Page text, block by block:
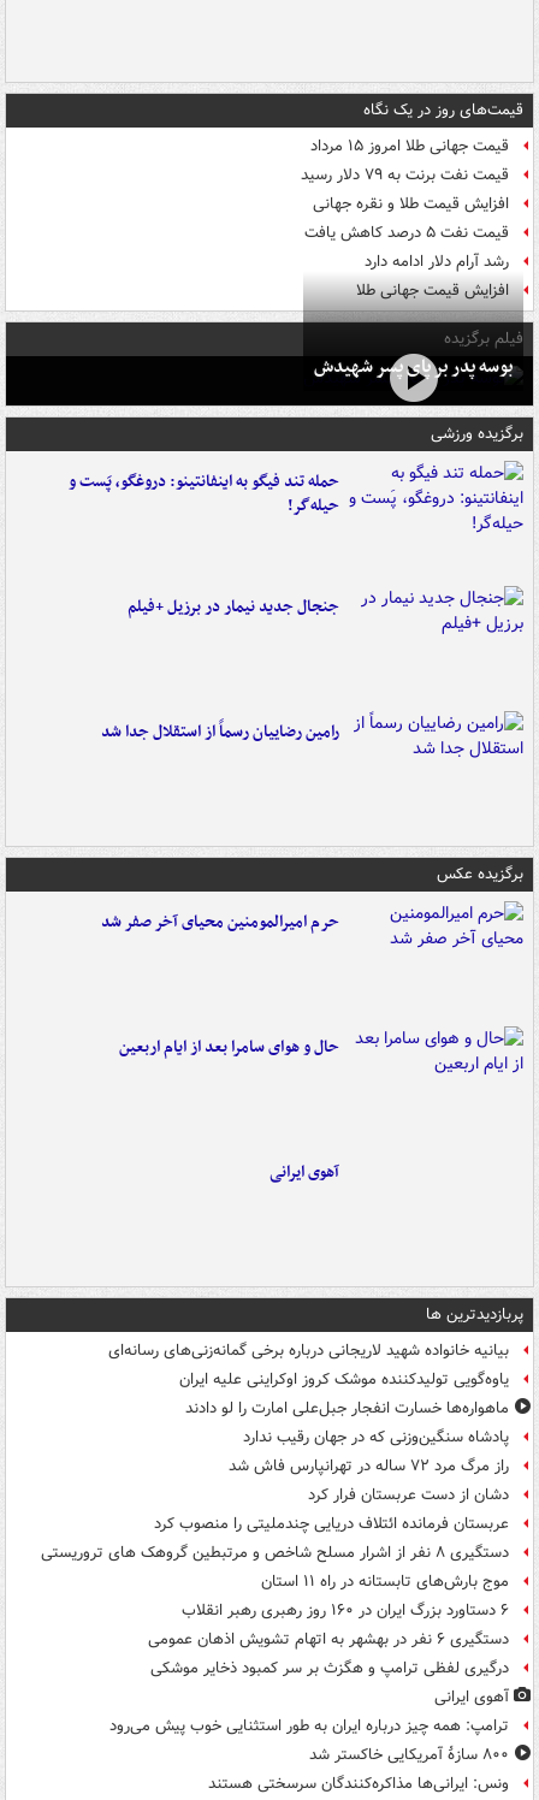
قیمت‌های روز در یک نگاه
قیمت جهانی طلا امروز ۱۵ مرداد
قیمت نفت برنت به ۷۹ دلار رسید
افزایش قیمت طلا و نقره جهانی
قیمت نفت ۵ درصد کاهش یافت
رشد آرام دلار ادامه دارد
افزایش قیمت جهانی طلا
فیلم برگزیده
بوسه‌ پدر بر پای پسر شهیدش
برگزیده ورزشی
حمله تند فیگو به اینفانتینو: دروغگو، پَست‌ و
حیله‌گر!
جنجال جدید نیمار در برزیل +فیلم
رامین رضاییان رسماً از استقلال جدا شد
برگزیده عکس
حرم امیرالمومنین محیای آخر صفر شد
حال و هوای سامرا بعد از ایام اربعین
آهوی ایرانی
پربازدیدترین ها
بیانیه خانواده شهید لاریجانی درباره برخی گمانه‌زنی‌های رسانه‌ای
یاوه‌گویی تولیدکننده موشک کروز اوکراینی علیه ایران
ماهواره‌ها خسارت انفجار جبل‌علی امارت را لو دادند
پادشاه سنگین‌وزنی که در جهان رقیب ندارد
راز مرگ مرد ۷۲ ساله در تهرانپارس فاش شد
دشان از دست عربستان فرار کرد
عربستان فرمانده ائتلاف دریایی چندملیتی را منصوب کرد
دستگیری ۸ نفر از اشرار مسلح شاخص و مرتبطین گروهک های تروریستی
موج بارش‌های تابستانه در راه ۱۱ استان
۶ دستاورد بزرگ ایران در ۱۶۰ روز رهبری رهبر انقلاب
دستگیری ۶ نفر در بهشهر به اتهام تشویش اذهان عمومی
درگیری لفظی ترامپ و هگزث بر سر کمبود ذخایر موشکی
آهوی ایرانی
ترامپ: همه چیز درباره ایران به طور استثنایی خوب پیش می‌رود
۸۰۰ سازۀ آمریکایی خاکستر شد
ونس: ایرانی‌ها مذاکره‌کنندگان سرسختی هستند